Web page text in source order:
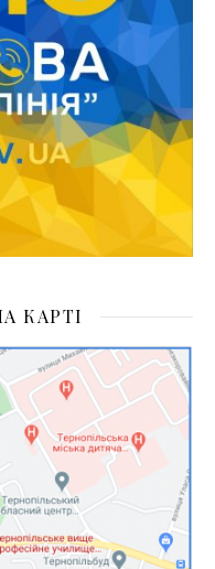
КАРТІ